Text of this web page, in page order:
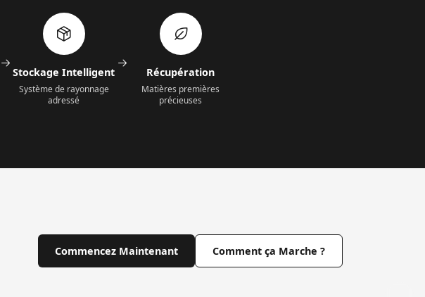
Stockage Intelligent
Système de rayonnage
adressé
Récupération
Matières premières
précieuses
Commencez Maintenant Comment ça Marche ?